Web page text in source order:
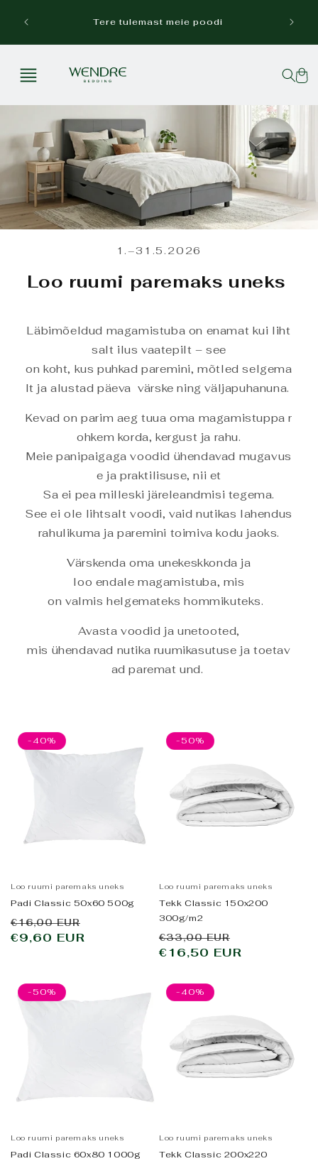
sisu
juurde
Tere tulemast meie poodi
1.–31.5.2026
Loo ruumi paremaks uneks
Läbimõeldud magamistuba on enamat kui liht
salt ilus vaatepilt – see
on koht, kus puhkad paremini, mõtled selgema
lt ja alustad päeva värske ning väljapuhanuna.
Kevad on parim aeg tuua oma magamistuppa r
ohkem korda, kergust ja rahu.
Meie panipaigaga voodid ühendavad mugavus
e ja praktilisuse, nii et
Sa ei pea milleski järeleandmisi tegema.
See ei ole lihtsalt voodi, vaid nutikas lahendus
rahulikuma ja paremini toimiva kodu jaoks.
Värskenda oma unekeskkonda ja
loo endale magamistuba, mis
on valmis helgemateks hommikuteks.
Avasta voodid ja unetooted,
mis ühendavad nutika ruumikasutuse ja toetav
ad paremat und.
-40%
Loo ruumi paremaks uneks
Padi Classic 50x60 500g
Tavahind
€16,00 EUR
Allahindluse
€9,60 EUR
-50%
Loo ruumi paremaks uneks
Tekk Classic 150x200
300g/m2
Tavahind
€33,00 EUR
hind
€16,50 EUR
-50%
Loo ruumi paremaks uneks
Padi Classic 60x80 1000g
-40%
Loo ruumi paremaks uneks
Tekk Classic 200x220